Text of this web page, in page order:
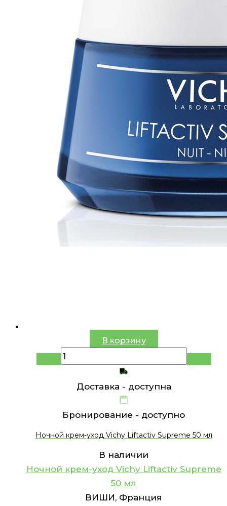
В корзину
Доставка - доступна
Бронирование - доступно
Ночной крем-уход Vichy Liftactiv Supreme 50 мл
В наличии
Ночной крем-уход Vichy Liftactiv Supreme
50 мл
ВИШИ, Франция